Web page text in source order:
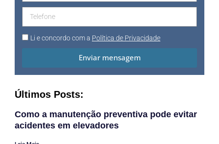
Li e concordo com a Política de Privacidade
Enviar mensagem
Últimos Posts:
Como a manutenção preventiva pode evitar
acidentes em elevadores